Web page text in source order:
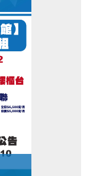
，須由學校推
區教室，未
託書】★